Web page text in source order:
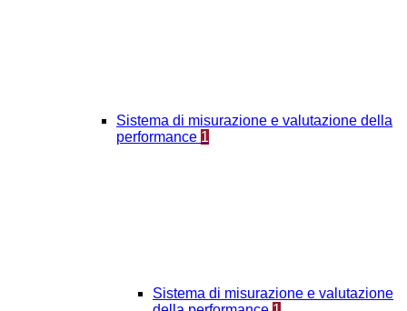
Sistema di misurazione e valutazione della
performance 1
Sistema di misurazione e valutazione